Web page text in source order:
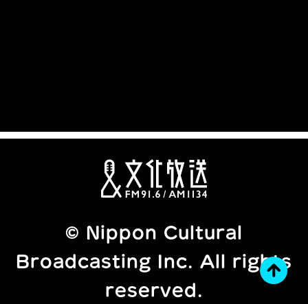
© Nippon Cultural
Broadcasting Inc. All rights
reserved.